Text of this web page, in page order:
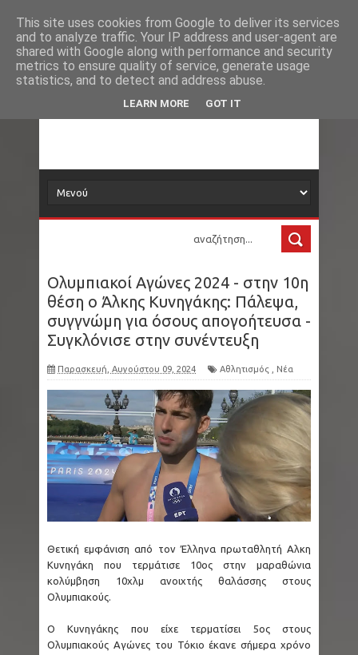
Νέα Εγκέφαλος: Τι του συμβαίνει όταν βρισκόμαστε
στη θάλασσα
Θέουτα: Φόβοι για νέα μαζική κινητοποίηση
μεταναστών στις 15 Αυγούστου
ΗΠΑ - Νότια Φλόριντα: Στα 17 του έφτιαξε μια
δολάρια και στα 25 «συνταξιοδοτήθηκε»
Παγκόσμιο Πρωτάθλημα Στίβου Κ20: Η
Μητροπούλου κατέκτησε το ασημένιο μετάλλιο
Μετρό Θεσσαλονίκης: Από απόψε τα
δοκιμαστικά δρομολόγια προς Καλαμαριά - 15
νέα τρένα προστίθενται στο δίκτυο
Ταϊλάνδη: Μακελειό με 8 νεκρούς - Ο δράστης
σκότωσε αρχικά τον παππού και τη γιαγιά του
και μετά πυροβόλησε μαθητές
δορυφόρος
Τα νέα όλου του κόσμου στο πιάτο σας
Ολυμπιακοί Αγώνες 2024 - στην 10η
θέση ο Άλκης Κυνηγάκης: Πάλεψα,
συγγνώμη για όσους απογοήτευσα -
Συγκλόνισε στην συνέντευξη
Παρασκευή, Αυγούστου 09, 2024 Αθλητισμός Νέα
Θετική εμφάνιση από τον Έλληνα πρωταθλητή Αλκη
Κυνηγάκη που τερμάτισε 10ος στην μαραθώνια
κολύμβηση 10χλμ ανοιχτής θαλάσσης στους
Ολυμπιακούς.
Ο Κυνηγάκης που είχε τερματίσει 5ος στους
Ολυμπιακούς Αγώνες του Τόκιο έκανε σήμερα χρόνο
This site uses cookies from Google to deliver its services
and to analyze traffic. Your IP address and user-agent are
shared with Google along with performance and security
metrics to ensure quality of service, generate usage
statistics, and to detect and address abuse.
LEARN MORE GOT IT